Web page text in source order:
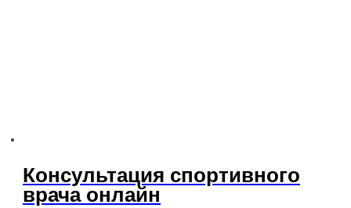
Консультация спортивного
врача онлайн